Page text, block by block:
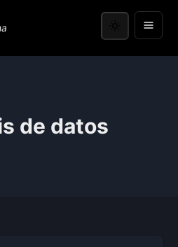
de datos